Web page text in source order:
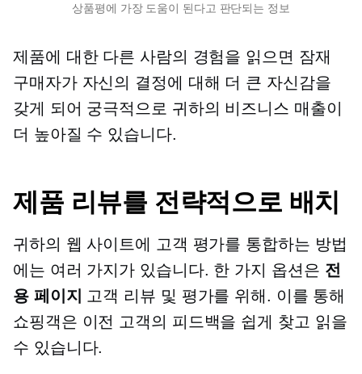
상품평에 가장 도움이 된다고 판단되는 정보
제품에 대한 다른 사람의 경험을 읽으면 잠재
구매자가 자신의 결정에 대해 더 큰 자신감을
갖게 되어 궁극적으로 귀하의 비즈니스 매출이
더 높아질 수 있습니다.
제품 리뷰를 전략적으로 배치
귀하의 웹 사이트에 고객 평가를 통합하는 방법
에는 여러 가지가 있습니다. 한 가지 옵션은 전
용 페이지
고객 리뷰 및 평가를 위해. 이를 통해
쇼핑객은 이전 고객의 피드백을 쉽게 찾고 읽을
수 있습니다.